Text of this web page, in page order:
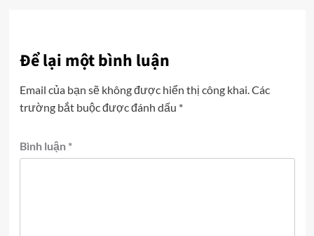
Để lại một bình luận
Email của bạn sẽ không được hiển thị công khai. Các
trường bắt buộc được đánh dấu *
Bình luận *